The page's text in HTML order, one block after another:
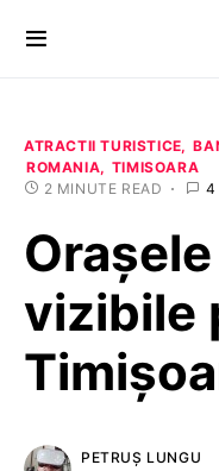
ATRACTII TURISTICE
ROMANIA
TIMISOARA
2 MINUTE READ
4
vizibile
PETRUȘ LUNGU